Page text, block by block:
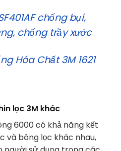
chống bụi,
chống trầy xước
Hóa Chất 3M 1621
lọc 3M khác
6000 có khả năng kết
và bông lọc khác nhau,